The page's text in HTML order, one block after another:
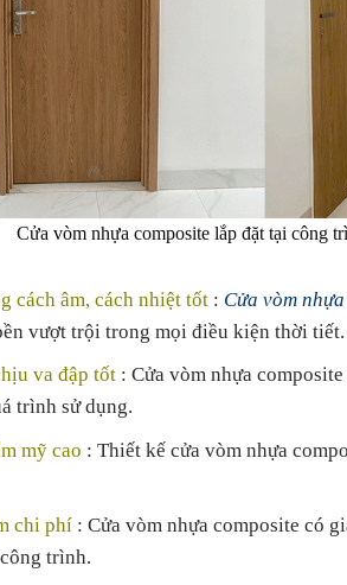
Cửa vòm nhựa composite lắp đặt tại công
cách âm, cách nhiệt tốt : Cửa vòm
vượt trội trong mọi điều kiện thời tiết.
va đập tốt : Cửa vòm nhựa
trình sử dụng.
mỹ cao : Thiết kế cửa vòm nhựa
chi phí : Cửa vòm nhựa composite có
trình.